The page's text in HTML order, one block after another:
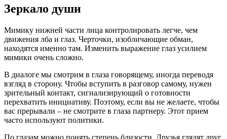
Зеркало души
Мимику нижней части лица контролировать легче, чем
движения лба и глаз. Черточки, изобличающие обман,
находятся именно там. Изменить выражение глаз усилием
мимики очень сложно.
В диалоге мы смотрим в глаза говорящему, иногда переводя
взгляд в сторону. Чтобы вступить в разговор самому, нужен
зрительный контакт, сигнализирующий о готовности
перехватить инициативу. Поэтому, если вы не желаете, чтобы
вас прерывали – не смотрите в глаза партнеру. Этот прием
часто используют политики.
По глазам можно понять степень близости. Друзья глядят друг